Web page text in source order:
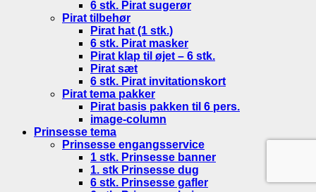
6 stk. Pirat sugerør
Pirat tilbehør
Pirat hat (1 stk.)
6 stk. Pirat masker
Pirat klap til øjet – 6 stk.
Pirat sæt
6 stk. Pirat invitationskort
Pirat tema pakker
Pirat basis pakken til 6 pers.
image-column
Prinsesse tema
Prinsesse engangsservice
1 stk. Prinsesse banner
1. stk Prinsesse dug
6 stk. Prinsesse gafler